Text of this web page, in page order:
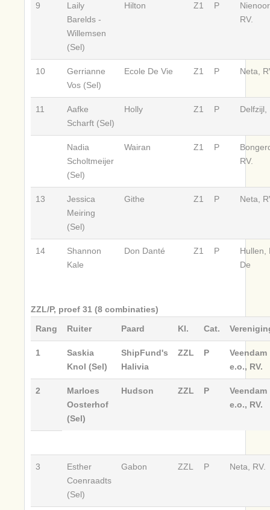
9
Laily
Barelds -
Willemsen
(Sel)
Hilton Z1 P
RV.
10
Gerrianne
Vos (Sel)
Ecole De Vie Z1 P Neta,
11
Aafke
Scharft (Sel)
Holly Z1 P Delfzijl,
Nadia
Scholtmeijer
(Sel)
Wairan Z1 P
RV.
13
Jessica
Meiring
(Sel)
Githe Z1 P Neta,
14
Shannon
Kale
Don Danté Z1 P
Hullen,
De
ZZL/P, proef 31 (8 combinaties)
Rang
Ruiter Paard Kl. Cat.
1
Saskia
Knol (Sel)
ShipFund's
Halivia
ZZL P
Veendam
e.o., RV.
2
Marloes
Oosterhof
(Sel)
Hudson ZZL P
Veendam
e.o., RV.
3
Esther
Coenraadts
(Sel)
Gabon ZZL P Neta, RV.